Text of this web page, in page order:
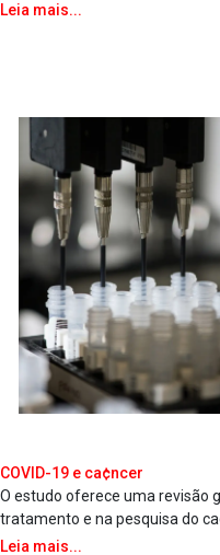
Leia mais...
COVID-19 e ca¢ncer
O estudo oferece uma revisão
tratamento e na pesquisa do
Leia mais...